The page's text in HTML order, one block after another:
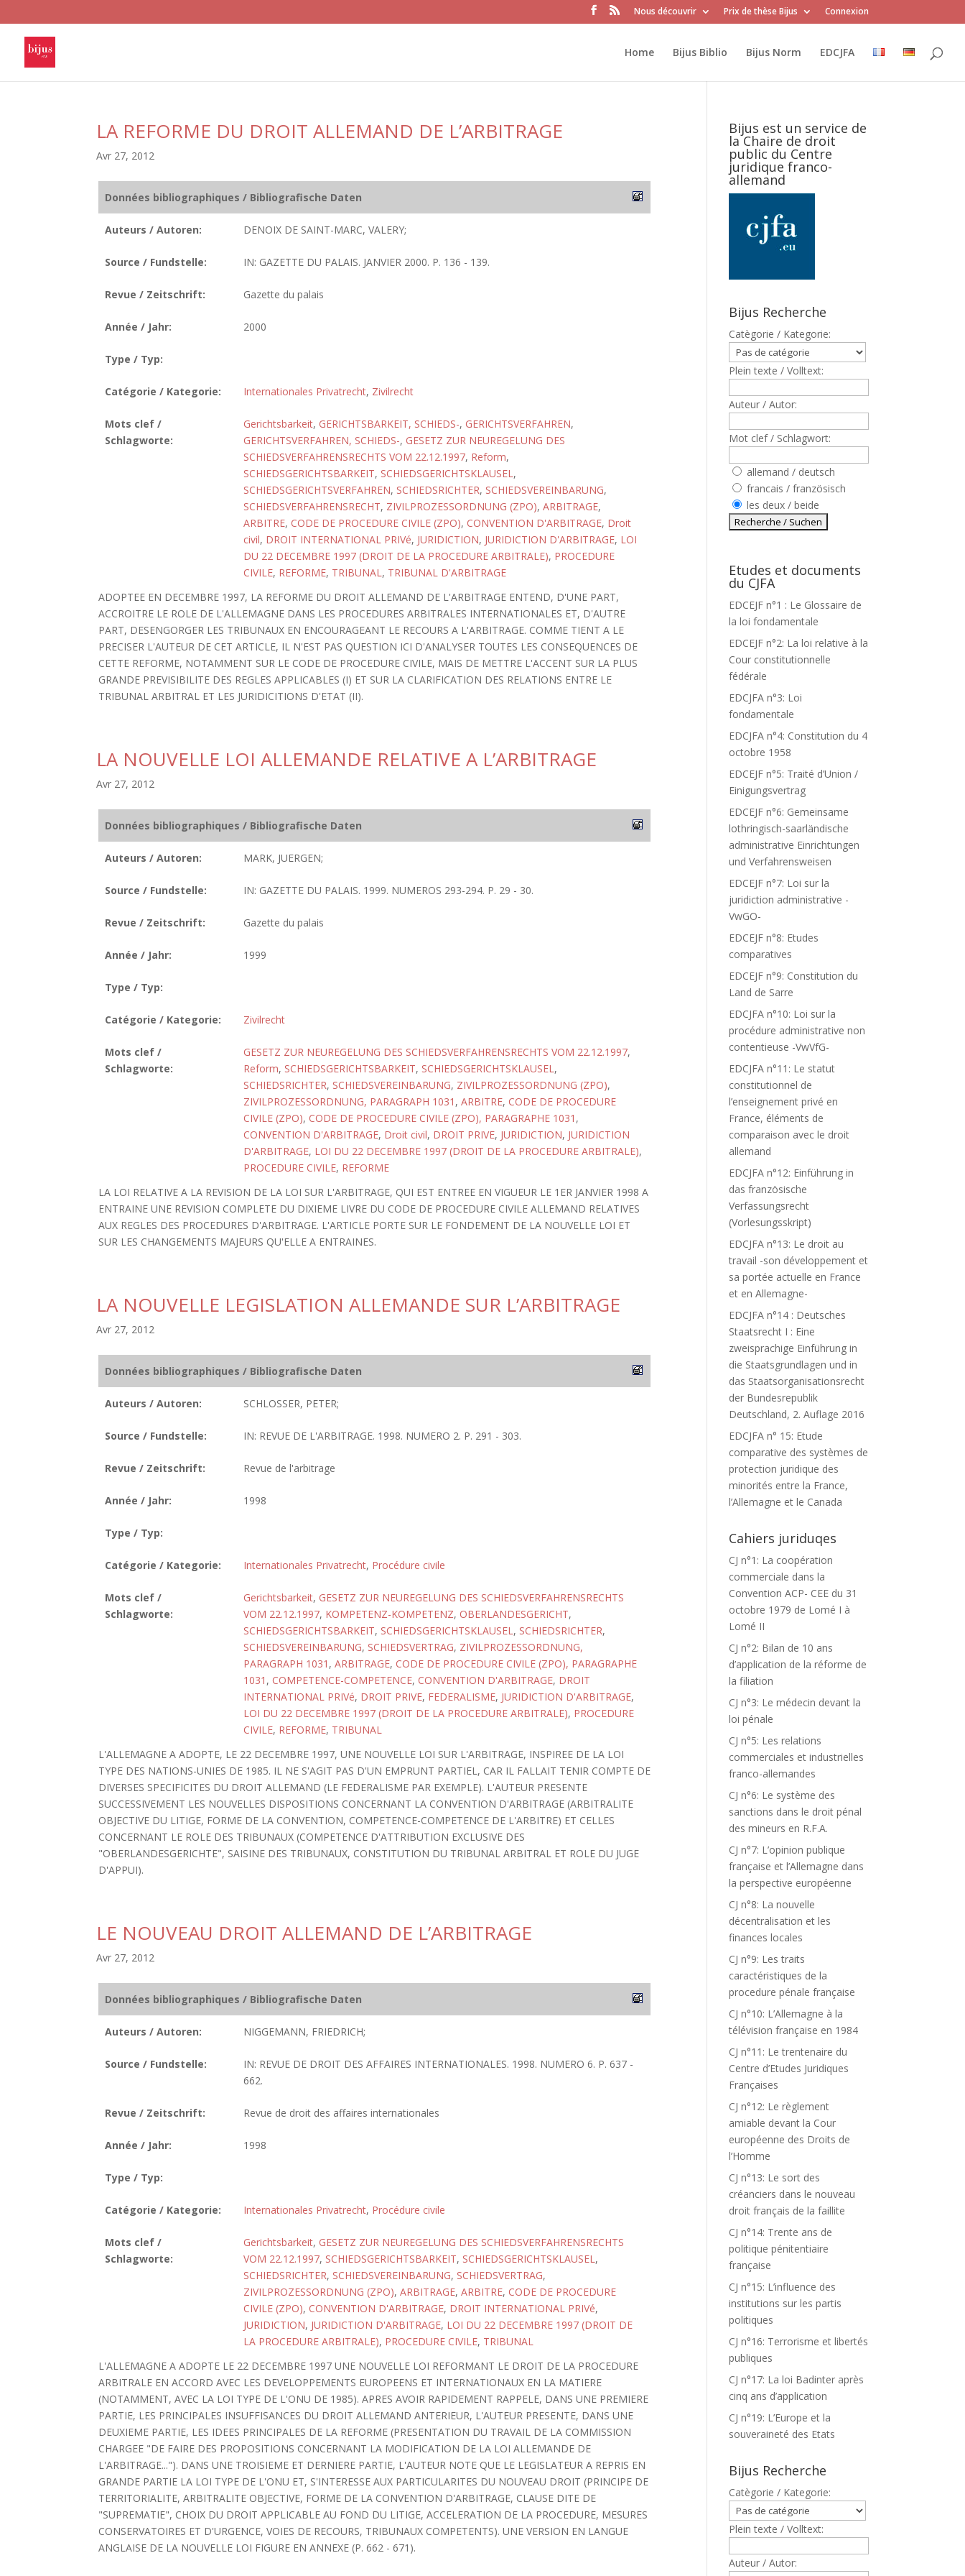
Nous découvrir Prix de thèse Bijus Connexion
Home Bijus Biblio Bijus Norm EDCJFA
LA REFORME DU DROIT ALLEMAND DE L’ARBITRAGE
Avr 27, 2012
Données bibliographiques / Bibliografische Daten
Auteurs / Autoren: DENOIX DE SAINT-MARC, VALERY;
Source / Fundstelle: IN: GAZETTE DU PALAIS. JANVIER 2000. P. 136 - 139.
Revue / Zeitschrift: Gazette du palais
Année / Jahr: 2000
Type / Typ:
Catégorie / Kategorie: Internationales Privatrecht, Zivilrecht
Mots clef /
Schlagworte:
Gerichtsbarkeit, GERICHTSBARKEIT, SCHIEDS-, GERICHTSVERFAHREN,
GERICHTSVERFAHREN, SCHIEDS-, GESETZ ZUR NEUREGELUNG DES
SCHIEDSVERFAHRENSRECHTS VOM 22.12.1997, Reform,
SCHIEDSGERICHTSBARKEIT, SCHIEDSGERICHTSKLAUSEL,
SCHIEDSGERICHTSVERFAHREN, SCHIEDSRICHTER, SCHIEDSVEREINBARUNG,
SCHIEDSVERFAHRENSRECHT, ZIVILPROZESSORDNUNG (ZPO), ARBITRAGE,
ARBITRE, CODE DE PROCEDURE CIVILE (ZPO), CONVENTION D'ARBITRAGE, Droit
civil, DROIT INTERNATIONAL PRIVé, JURIDICTION, JURIDICTION D'ARBITRAGE, LOI
DU 22 DECEMBRE 1997 (DROIT DE LA PROCEDURE ARBITRALE), PROCEDURE
CIVILE, REFORME, TRIBUNAL, TRIBUNAL D'ARBITRAGE
ADOPTEE EN DECEMBRE 1997, LA REFORME DU DROIT ALLEMAND DE L'ARBITRAGE ENTEND, D'UNE PART,
ACCROITRE LE ROLE DE L'ALLEMAGNE DANS LES PROCEDURES ARBITRALES INTERNATIONALES ET, D'AUTRE
PART, DESENGORGER LES TRIBUNAUX EN ENCOURAGEANT LE RECOURS A L'ARBITRAGE. COMME TIENT A LE
PRECISER L'AUTEUR DE CET ARTICLE, IL N'EST PAS QUESTION ICI D'ANALYSER TOUTES LES CONSEQUENCES DE
CETTE REFORME, NOTAMMENT SUR LE CODE DE PROCEDURE CIVILE, MAIS DE METTRE L'ACCENT SUR LA PLUS
GRANDE PREVISIBILITE DES REGLES APPLICABLES (I) ET SUR LA CLARIFICATION DES RELATIONS ENTRE LE
TRIBUNAL ARBITRAL ET LES JURIDICITIONS D'ETAT (II).
LA NOUVELLE LOI ALLEMANDE RELATIVE A L’ARBITRAGE
Avr 27, 2012
Données bibliographiques / Bibliografische Daten
Auteurs / Autoren: MARK, JUERGEN;
Source / Fundstelle: IN: GAZETTE DU PALAIS. 1999. NUMEROS 293-294. P. 29 - 30.
Revue / Zeitschrift: Gazette du palais
Année / Jahr: 1999
Type / Typ:
Catégorie / Kategorie: Zivilrecht
Mots clef /
Schlagworte:
GESETZ ZUR NEUREGELUNG DES SCHIEDSVERFAHRENSRECHTS VOM 22.12.1997,
Reform, SCHIEDSGERICHTSBARKEIT, SCHIEDSGERICHTSKLAUSEL,
SCHIEDSRICHTER, SCHIEDSVEREINBARUNG, ZIVILPROZESSORDNUNG (ZPO),
ZIVILPROZESSORDNUNG, PARAGRAPH 1031 , ARBITRE, CODE DE PROCEDURE
CIVILE (ZPO), CODE DE PROCEDURE CIVILE (ZPO), PARAGRAPHE 1031 ,
CONVENTION D'ARBITRAGE, Droit civil, DROIT PRIVE, JURIDICTION, JURIDICTION
D'ARBITRAGE, LOI DU 22 DECEMBRE 1997 (DROIT DE LA PROCEDURE ARBITRALE),
PROCEDURE CIVILE, REFORME
LA LOI RELATIVE A LA REVISION DE LA LOI SUR L'ARBITRAGE, QUI EST ENTREE EN VIGUEUR LE 1ER JANVIER 1998 A
ENTRAINE UNE REVISION COMPLETE DU DIXIEME LIVRE DU CODE DE PROCEDURE CIVILE ALLEMAND RELATIVES
AUX REGLES DES PROCEDURES D'ARBITRAGE. L'ARTICLE PORTE SUR LE FONDEMENT DE LA NOUVELLE LOI ET
SUR LES CHANGEMENTS MAJEURS QU'ELLE A ENTRAINES.
LA NOUVELLE LEGISLATION ALLEMANDE SUR L’ARBITRAGE
Avr 27, 2012
Données bibliographiques / Bibliografische Daten
Auteurs / Autoren: SCHLOSSER, PETER;
Source / Fundstelle: IN: REVUE DE L'ARBITRAGE. 1998. NUMERO 2. P. 291 - 303.
Revue / Zeitschrift: Revue de l'arbitrage
Année / Jahr: 1998
Type / Typ:
Catégorie / Kategorie: Internationales Privatrecht, Procédure civile
Mots clef /
Schlagworte:
Gerichtsbarkeit, GESETZ ZUR NEUREGELUNG DES SCHIEDSVERFAHRENSRECHTS
VOM 22.12.1997, KOMPETENZ-KOMPETENZ, OBERLANDESGERICHT,
SCHIEDSGERICHTSBARKEIT, SCHIEDSGERICHTSKLAUSEL, SCHIEDSRICHTER,
SCHIEDSVEREINBARUNG, SCHIEDSVERTRAG, ZIVILPROZESSORDNUNG,
PARAGRAPH 1031 , ARBITRAGE, CODE DE PROCEDURE CIVILE (ZPO), PARAGRAPHE
1031 , COMPETENCE-COMPETENCE, CONVENTION D'ARBITRAGE, DROIT
INTERNATIONAL PRIVé, DROIT PRIVE, FEDERALISME, JURIDICTION D'ARBITRAGE,
LOI DU 22 DECEMBRE 1997 (DROIT DE LA PROCEDURE ARBITRALE), PROCEDURE
CIVILE, REFORME, TRIBUNAL
L'ALLEMAGNE A ADOPTE, LE 22 DECEMBRE 1997, UNE NOUVELLE LOI SUR L'ARBITRAGE, INSPIREE DE LA LOI
TYPE DES NATIONS-UNIES DE 1985. IL NE S'AGIT PAS D'UN EMPRUNT PARTIEL, CAR IL FALLAIT TENIR COMPTE DE
DIVERSES SPECIFICITES DU DROIT ALLEMAND (LE FEDERALISME PAR EXEMPLE). L'AUTEUR PRESENTE
SUCCESSIVEMENT LES NOUVELLES DISPOSITIONS CONCERNANT LA CONVENTION D'ARBITRAGE (ARBITRALITE
OBJECTIVE DU LITIGE, FORME DE LA CONVENTION, COMPETENCE-COMPETENCE DE L'ARBITRE) ET CELLES
CONCERNANT LE ROLE DES TRIBUNAUX (COMPETENCE D'ATTRIBUTION EXCLUSIVE DES
"OBERLANDESGERICHTE", SAISINE DES TRIBUNAUX, CONSTITUTION DU TRIBUNAL ARBITRAL ET ROLE DU JUGE
D'APPUI).
LE NOUVEAU DROIT ALLEMAND DE L’ARBITRAGE
Avr 27, 2012
Données bibliographiques / Bibliografische Daten
Auteurs / Autoren: NIGGEMANN, FRIEDRICH;
Source / Fundstelle:
IN: REVUE DE DROIT DES AFFAIRES INTERNATIONALES. 1998. NUMERO 6. P. 637 -
662.
Revue / Zeitschrift: Revue de droit des affaires internationales
Année / Jahr: 1998
Type / Typ:
Catégorie / Kategorie: Internationales Privatrecht, Procédure civile
Mots clef /
Schlagworte:
Gerichtsbarkeit, GESETZ ZUR NEUREGELUNG DES SCHIEDSVERFAHRENSRECHTS
VOM 22.12.1997, SCHIEDSGERICHTSBARKEIT, SCHIEDSGERICHTSKLAUSEL,
SCHIEDSRICHTER, SCHIEDSVEREINBARUNG, SCHIEDSVERTRAG,
ZIVILPROZESSORDNUNG (ZPO), ARBITRAGE, ARBITRE, CODE DE PROCEDURE
CIVILE (ZPO), CONVENTION D'ARBITRAGE, DROIT INTERNATIONAL PRIVé,
JURIDICTION, JURIDICTION D'ARBITRAGE, LOI DU 22 DECEMBRE 1997 (DROIT DE
LA PROCEDURE ARBITRALE), PROCEDURE CIVILE, TRIBUNAL
L'ALLEMAGNE A ADOPTE LE 22 DECEMBRE 1997 UNE NOUVELLE LOI REFORMANT LE DROIT DE LA PROCEDURE
ARBITRALE EN ACCORD AVEC LES DEVELOPPEMENTS EUROPEENS ET INTERNATIONAUX EN LA MATIERE
(NOTAMMENT, AVEC LA LOI TYPE DE L'ONU DE 1985). APRES AVOIR RAPIDEMENT RAPPELE, DANS UNE PREMIERE
PARTIE, LES PRINCIPALES INSUFFISANCES DU DROIT ALLEMAND ANTERIEUR, L'AUTEUR PRESENTE, DANS UNE
DEUXIEME PARTIE, LES IDEES PRINCIPALES DE LA REFORME (PRESENTATION DU TRAVAIL DE LA COMMISSION
CHARGEE "DE FAIRE DES PROPOSITIONS CONCERNANT LA MODIFICATION DE LA LOI ALLEMANDE DE
L'ARBITRAGE..."). DANS UNE TROISIEME ET DERNIERE PARTIE, L'AUTEUR NOTE QUE LE LEGISLATEUR A REPRIS EN
GRANDE PARTIE LA LOI TYPE DE L'ONU ET, S'INTERESSE AUX PARTICULARITES DU NOUVEAU DROIT (PRINCIPE DE
TERRITORIALITE, ARBITRALITE OBJECTIVE, FORME DE LA CONVENTION D'ARBITRAGE, CLAUSE DITE DE
"SUPREMATIE", CHOIX DU DROIT APPLICABLE AU FOND DU LITIGE, ACCELERATION DE LA PROCEDURE, MESURES
CONSERVATOIRES ET D'URGENCE, VOIES DE RECOURS, TRIBUNAUX COMPETENTS). UNE VERSION EN LANGUE
ANGLAISE DE LA NOUVELLE LOI FIGURE EN ANNEXE (P. 662 - 671).
Bijus est un service de
la Chaire de droit
public du Centre
juridique franco-
allemand
Bijus Recherche
Catègorie / Kategorie:
Plein texte / Volltext:
Auteur / Autor:
Mot clef / Schlagwort:
allemand / deutsch
francais / französisch
les deux / beide
Etudes et documents
du CJFA
EDCEJF n°1 : Le Glossaire de
la loi fondamentale
EDCEJF n°2: La loi relative à la
Cour constitutionnelle
fédérale
EDCJFA n°3: Loi
fondamentale
EDCJFA n°4: Constitution du 4
octobre 1958
EDCEJF n°5: Traité d’Union /
Einigungsvertrag
EDCEJF n°6: Gemeinsame
lothringisch-saarländische
administrative Einrichtungen
und Verfahrensweisen
EDCEJF n°7: Loi sur la
juridiction administrative -
VwGO-
EDCEJF n°8: Etudes
comparatives
EDCEJF n°9: Constitution du
Land de Sarre
EDCJFA n°10: Loi sur la
procédure administrative non
contentieuse -VwVfG-
EDCJFA n°11: Le statut
constitutionnel de
l’enseignement privé en
France, éléments de
comparaison avec le droit
allemand
EDCJFA n°12: Einführung in
das französische
Verfassungsrecht
(Vorlesungsskript)
EDCJFA n°13: Le droit au
travail -son développement et
sa portée actuelle en France
et en Allemagne-
EDCJFA n°14 : Deutsches
Staatsrecht I : Eine
zweisprachige Einführung in
die Staatsgrundlagen und in
das Staatsorganisationsrecht
der Bundesrepublik
Deutschland, 2. Auflage 2016
EDCJFA n° 15: Etude
comparative des systèmes de
protection juridique des
minorités entre la France,
l’Allemagne et le Canada
Cahiers juriduqes
CJ n°1: La coopération
commerciale dans la
Convention ACP- CEE du 31
octobre 1979 de Lomé I à
Lomé II
CJ n°2: Bilan de 10 ans
d’application de la réforme de
la filiation
CJ n°3: Le médecin devant la
loi pénale
CJ n°5: Les relations
commerciales et industrielles
franco-allemandes
CJ n°6: Le système des
sanctions dans le droit pénal
des mineurs en R.F.A.
CJ n°7: L’opinion publique
française et l’Allemagne dans
la perspective européenne
CJ n°8: La nouvelle
décentralisation et les
finances locales
CJ n°9: Les traits
caractéristiques de la
procedure pénale française
CJ n°10: L’Allemagne à la
télévision française en 1984
CJ n°11: Le trentenaire du
Centre d’Etudes Juridiques
Françaises
CJ n°12: Le règlement
amiable devant la Cour
européenne des Droits de
l’Homme
CJ n°13: Le sort des
créanciers dans le nouveau
droit français de la faillite
CJ n°14: Trente ans de
politique pénitentiaire
française
CJ n°15: L’influence des
institutions sur les partis
politiques
CJ n°16: Terrorisme et libertés
publiques
CJ n°17: La loi Badinter après
cinq ans d’application
CJ n°19: L’Europe et la
souveraineté des Etats
Bijus Recherche
Catègorie / Kategorie:
Plein texte / Volltext:
Auteur / Autor: